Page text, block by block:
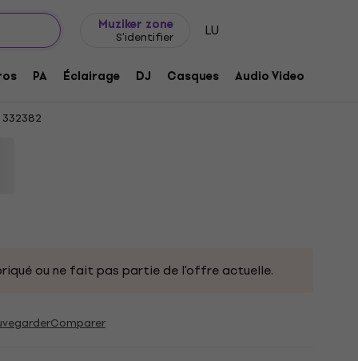
Muziker zone
S'identifier LU
PA Éclairage DJ Casques Audio Video
RCA SI 0,82m 0,82 m Câble Hi-Fi
332382
ou ne fait pas partie de l'offre actuelle.
Comparer